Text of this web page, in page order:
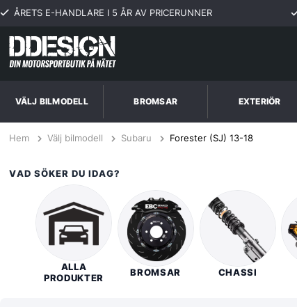
ÅRETS E-HANDLARE I 5 ÅR AV PRICERUNNER
VÄLJ BILMODELL BROMSAR EXTERIÖR
Hem Välj bilmodell Subaru Forester (SJ) 13-18
VAD SÖKER DU IDAG?
ALLA
PRODUKTER
BROMSAR CHASSI